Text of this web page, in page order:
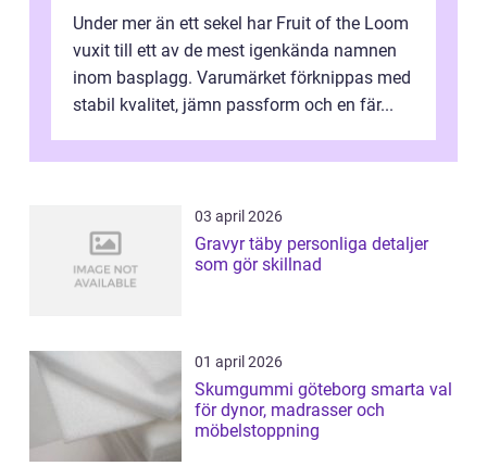
Under mer än ett sekel har Fruit of the Loom
vuxit till ett av de mest igenkända namnen
inom basplagg. Varumärket förknippas med
stabil kvalitet, jämn passform och en fär...
03 april 2026
Gravyr täby personliga detaljer
som gör skillnad
01 april 2026
Skumgummi göteborg smarta val
för dynor, madrasser och
möbelstoppning